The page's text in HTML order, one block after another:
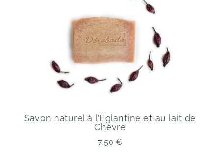
Savon naturel à l’Eglantine et au lait de
Chèvre
7.50 €